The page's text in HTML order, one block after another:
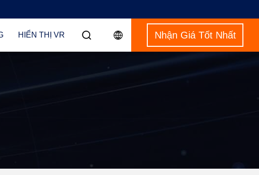
HIỂN THỊ VR Nhận Giá Tốt Nhất